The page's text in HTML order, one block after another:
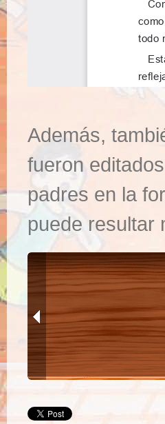
Además,
fueron
padres en la
puede resultar